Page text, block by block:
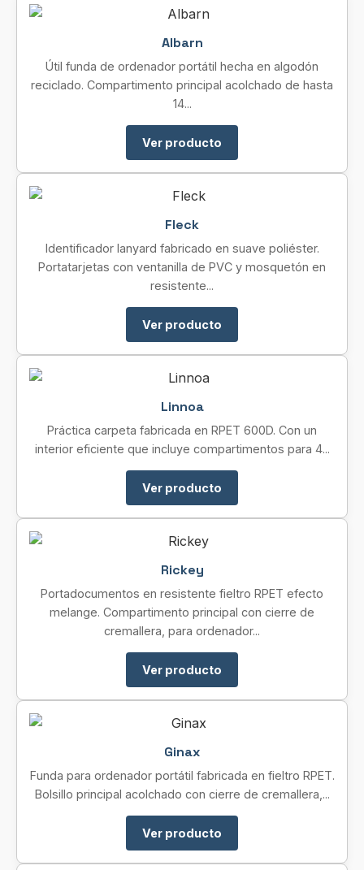
Albarn
Útil funda de ordenador portátil hecha en algodón
reciclado. Compartimento principal acolchado de hasta
14...
Ver producto
Fleck
Identificador lanyard fabricado en suave poliéster.
Portatarjetas con ventanilla de PVC y mosquetón en
resistente...
Ver producto
Linnoa
Práctica carpeta fabricada en RPET 600D. Con un
interior eficiente que incluye compartimentos para 4...
Ver producto
Rickey
Portadocumentos en resistente fieltro RPET efecto
melange. Compartimento principal con cierre de
cremallera, para ordenador...
Ver producto
Ginax
Funda para ordenador portátil fabricada en fieltro RPET.
Bolsillo principal acolchado con cierre de cremallera,...
Ver producto